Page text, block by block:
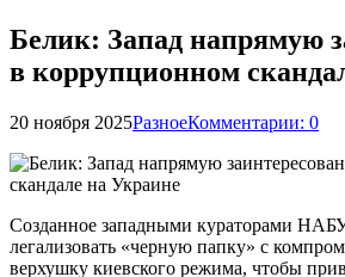
Белик: Запад напрямую
в коррупционном
20 ноября 2025РазноеКомментарии: 0
Созданное западными кураторами
легализовать «черную папку» с
верхушку киевского режима, чтобы